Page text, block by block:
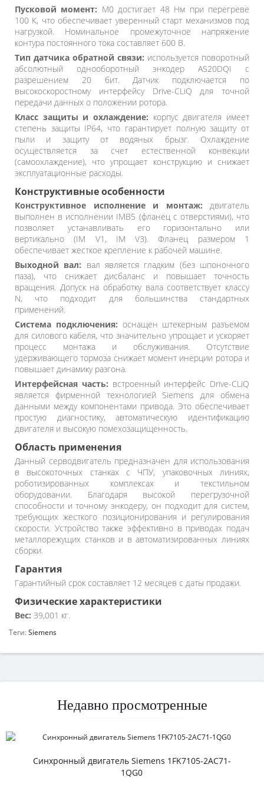
Пусковой момент: M0 достигает 48 Нм при перегреве
100 К, что обеспечивает уверенный старт механизмов под
нагрузкой. Номинальное промежуточное напряжение
контура постоянного тока составляет 600 В.
Тип датчика обратной связи: используется поворотный
абсолютный однооборотный энкодер AS20DQI с
разрешением 20 бит. Датчик подключается по
высокоскоростному интерфейсу Drive-CLiQ для точной
передачи данных о положении ротора.
Класс защиты и охлаждение: корпус двигателя имеет
степень защиты IP64, что гарантирует полную защиту от
пыли и защиту от водяных брызг. Охлаждение
осуществляется за счет естественной конвекции
(самоохлаждение), что упрощает конструкцию и снижает
эксплуатационные расходы.
Конструктивные особенности
Конструктивное исполнение и монтаж: двигатель
выполнен в исполнении IMB5 (фланец с отверстиями), что
позволяет устанавливать его горизонтально или
вертикально (IM V1, IM V3). Фланец размером 1
обеспечивает жесткое крепление к рабочей машине.
Выходной вал: вал является гладким (без шпоночного
паза), что снижает дисбаланс и повышает точность
вращения. Допуск на обработку вала соответствует классу
N, что подходит для большинства стандартных
применений.
Система подключения: оснащен штекерным разъемом
для силового кабеля, что значительно упрощает и ускоряет
процесс монтажа и обслуживания. Отсутствие
удерживающего тормоза снижает момент инерции ротора и
повышает динамику разгона.
Интерфейсная часть: встроенный интерфейс Drive-CLiQ
является фирменной технологией Siemens для обмена
данными между компонентами привода. Это обеспечивает
простую диагностику, автоматическую идентификацию
двигателя и высокую помехозащищенность.
Область применения
Данный серводвигатель предназначен для использования
в высокоточных станках с ЧПУ, упаковочных линиях,
роботизированных комплексах и текстильном
оборудовании. Благодаря высокой перегрузочной
способности и точному энкодеру, он подходит для систем,
требующих жесткого позиционирования и регулирования
скорости. Устройство также эффективно в приводах подач
металлорежущих станков и в автоматизированных линиях
сборки.
Гарантия
Гарантийный срок составляет 12 месяцев с даты продажи.
Физические характеристики
Вес: 39,001 кг.
Теги:Siemens
Недавно просмотренные
Синхронный двигатель Siemens 1FK7105-2AC71-
1QG0